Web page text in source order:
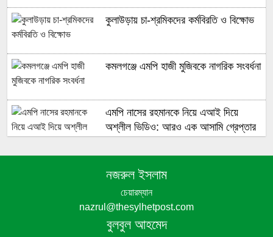
কুলাউড়ায় চা-শ্রমিকদের কর্মবিরতি ও বিক্ষোভ
কমলগঞ্জে এমপি হাজী মুজিবকে নাগরিক সংবর্ধনা
এমপি নাসের রহমানকে নিয়ে এআই দিয়ে
অশ্লীল ভিডিও: আরও এক আসামি গ্রেপ্তার
দৈনিক ৫০০ টাকা মজুরিসহ চা শ্রমিক
ইউনিয়নের নির্বাচনের দাবিতে কমলগঞ্জে চা-
শ্রমিকদের মানববন্ধন
নজরুল ইসলাম
চেয়ারম্যান
nazrul@thesylhetpost.com
বুলবুল আহমেদ